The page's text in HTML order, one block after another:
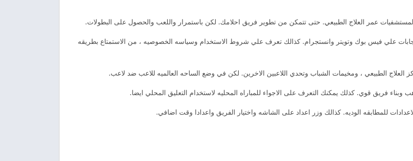
والمستشفيات عمر العلاج الطبيعي. حتى تتمكن من تطوير فريق احلامك. لكن باستمرار واللعب والحصول على البطولات.
علي فيس بوك وتويتر وانستجرام. كذالك تعرف علي شروط الاستخدام وسياسه الخصوصيه ، من الاستمتاع بطريقه
العلاج الطبيعي ، ومخيمات الشباب وتحدي اللاعبين الاخرين. لكن في وضع الساحه العالميه للاعب ضد لاعب.
وبناء فريق قوي. كذلك يمكنك التعرف على الاجواء للمباراه المحليه لاستخدام التعليق المحلي ايضا.
للمطابقه الوديه. كذالك وزر اعداد على الشاشه واختيار الفريق واعدادا وقت اضافي.